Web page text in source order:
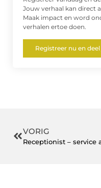
Jouw verhaal kan direct
Maak impact en word
verhalen ertoe doen.
Registreer nu en
VORIG